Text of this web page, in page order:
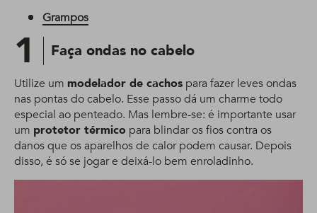
Grampos
1 Faça ondas no cabelo
Utilize um modelador de cachos para fazer leves ondas
nas pontas do cabelo. Esse passo dá um charme todo
especial ao penteado. Mas lembre-se: é importante usar
um protetor térmico para blindar os fios contra os
danos que os aparelhos de calor podem causar. Depois
disso, é só se jogar e deixá-lo bem enroladinho.